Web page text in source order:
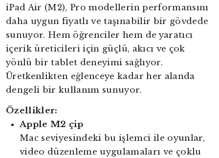
iPad Air (M2), Pro modellerin performansını
daha uygun fiyatlı ve taşınabilir bir gövdede
sunuyor. Hem öğrenciler hem de yaratıcı
içerik üreticileri için güçlü, akıcı ve çok
yönlü bir tablet deneyimi sağlıyor.
Üretkenlikten eğlenceye kadar her alanda
dengeli bir kullanım sunuyor.
Özellikler:
Apple M2 çip
Mac seviyesindeki bu işlemci ile oyunlar,
video düzenleme uygulamaları ve çoklu